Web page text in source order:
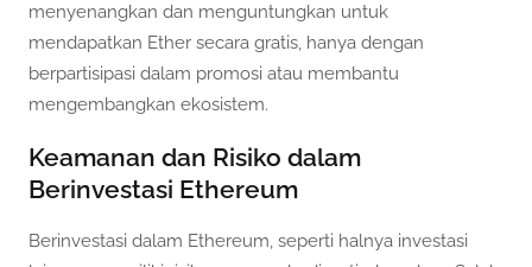
menyenangkan dan menguntungkan untuk
mendapatkan Ether secara gratis, hanya dengan
berpartisipasi dalam promosi atau membantu
mengembangkan ekosistem.
Keamanan dan Risiko dalam
Berinvestasi Ethereum
Berinvestasi dalam Ethereum, seperti halnya investasi